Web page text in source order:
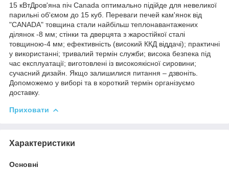
15 кВтДров'яна піч Canada оптимально підійде для невеликої
парильні об'ємом до 15 куб. Переваги печей кам'янок від
"CANADA" товщина стали найбільш теплонавантажених
ділянок -8 мм; стінки та дверцята з жаростійкої сталі
товщиною-4 мм; ефективність (високий ККД віддачі); практичні
у використанні; тривалий термін служби; висока безпека під
час експлуатації; виготовлені із високоякісної сировини;
сучасний дизайн. Якщо залишилися питання – дзвоніть.
Допоможемо у виборі та в короткий термін організуємо
доставку.
Приховати
Характеристики
Основні